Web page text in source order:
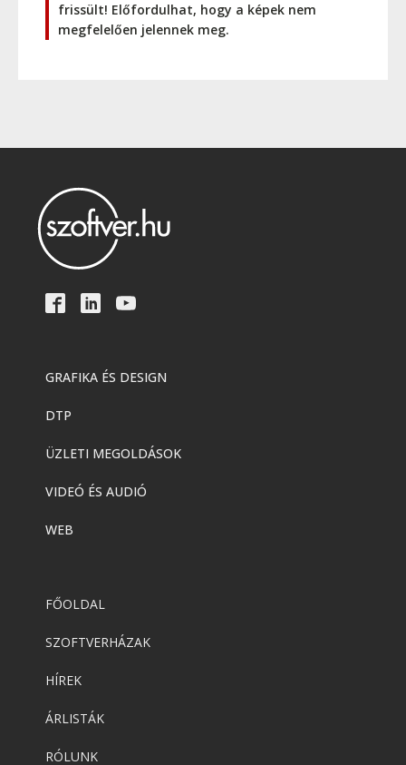
frissült! Előfordulhat, hogy a képek nem
megfelelően jelennek meg.
GRAFIKA ÉS DESIGN
DTP
ÜZLETI MEGOLDÁSOK
VIDEÓ ÉS AUDIÓ
WEB
FŐOLDAL
SZOFTVERHÁZAK
HÍREK
ÁRLISTÁK
RÓLUNK